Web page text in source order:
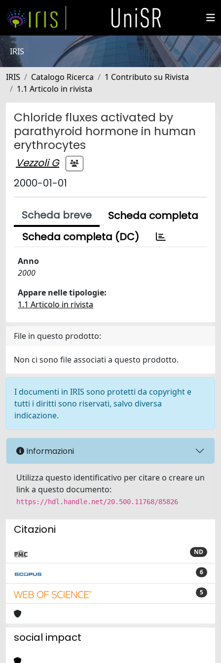
IRIS
IRIS Catalogo Ricerca
1 Contributo su Rivista
1.1 Articolo in rivista
Chloride fluxes activated by
parathyroid hormone in human
erythrocytes
Vezzoli G
2000-01-01
Scheda breve
Scheda completa
Scheda completa (DC)
Anno
2000
Appare nelle tipologie:
1.1 Articolo in rivista
File in questo prodotto:
Non ci sono file associati a questo prodotto.
I documenti in IRIS sono protetti da copyright e
tutti i diritti sono riservati, salvo diversa
indicazione.
Informazioni
Utilizza questo identificativo per citare o creare un
link a questo documento:
https://hdl.handle.net/20.500.11768/85826
Citazioni
ND
6
5
social impact